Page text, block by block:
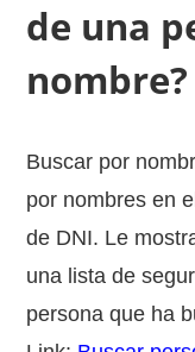
de una
nombre?
Buscar por
por nombres en
de DNI. Le
una lista de
persona que ha